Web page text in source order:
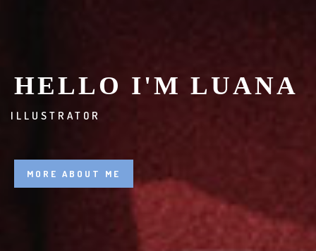
HELLO I'M LUANA
BRANDIN
MORE ABOUT ME